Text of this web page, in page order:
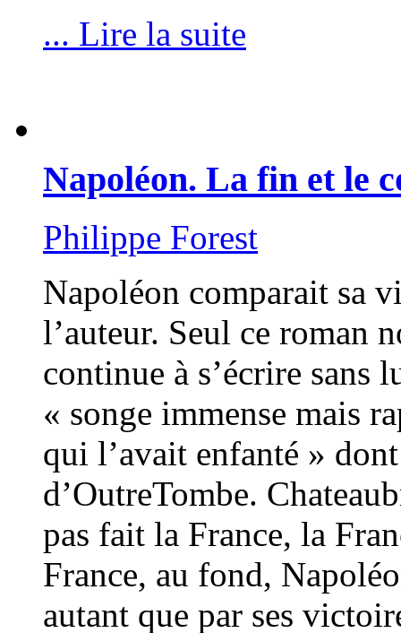
... Lire la suite
Napoléon. La fin et le
Philippe Forest
Napoléon comparait sa
l’auteur. Seul ce roman
continue à s’écrire sans
« songe immense mais
qui l’avait enfanté »
d’OutreTombe.
pas fait la France, la
France, au fond,
autant que par ses